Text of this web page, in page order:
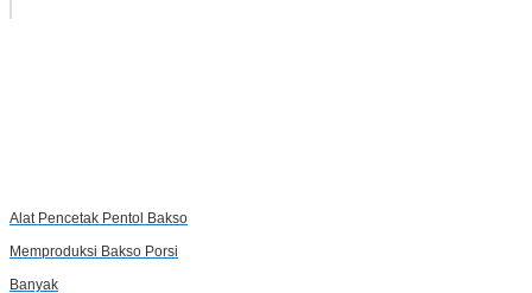
Alat Pencetak Pentol Bakso
Memproduksi Bakso Porsi
Banyak